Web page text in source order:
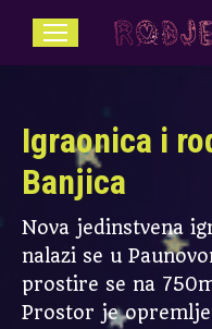
Igraonica i
Banjica
Nova jedinstvena
nalazi se u
prostire se na
Prostor je